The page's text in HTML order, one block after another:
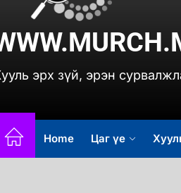
эрх зүй, эрэн
Home Цаг үе